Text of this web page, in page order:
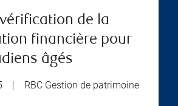
de la
financière pour
âgés
| RBC Gestion de patrimoine